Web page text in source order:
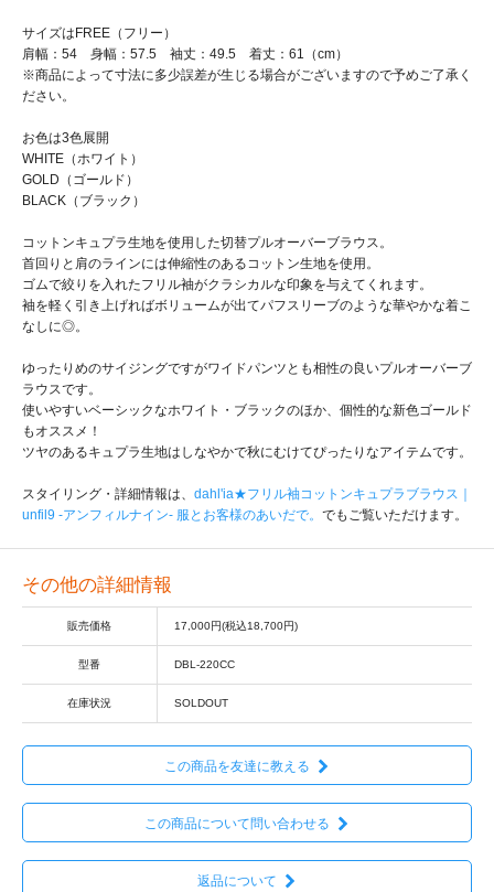
サイズはFREE（フリー）
肩幅：54 身幅：57.5 袖丈：49.5 着丈：61（cm）
※商品によって寸法に多少誤差が生じる場合がございますので予めご了承く
ださい。
お色は3色展開
WHITE（ホワイト）
GOLD（ゴールド）
BLACK（ブラック）
コットンキュプラ生地を使用した切替プルオーバーブラウス。
首回りと肩のラインには伸縮性のあるコットン生地を使用。
ゴムで絞りを入れたフリル袖がクラシカルな印象を与えてくれます。
袖を軽く引き上げればボリュームが出てパフスリーブのような華やかな着こ
なしに◎。
ゆったりめのサイジングですがワイドパンツとも相性の良いプルオーバーブ
ラウスです。
使いやすいベーシックなホワイト・ブラックのほか、個性的な新色ゴールド
もオススメ！
ツヤのあるキュプラ生地はしなやかで秋にむけてぴったりなアイテムです。
スタイリング・詳細情報は、 dahl'ia★フリル袖コットンキュプラブラウス｜
unfil9 -アンフィルナイン- 服とお客様のあいだで。 でもご覧いただけます。
その他の詳細情報
販売価格 17,000円(税込18,700円)
型番 DBL-220CC
在庫状況 SOLDOUT
この商品を友達に教える
この商品について問い合わせる
返品について